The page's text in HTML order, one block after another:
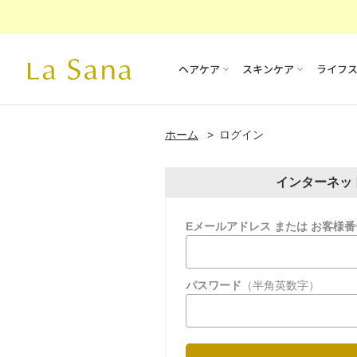
ヘアケア スキンケア ライフ
ホーム ログイン
インターネッ
Eメールアドレス または お客様
パスワード （半角英数字）